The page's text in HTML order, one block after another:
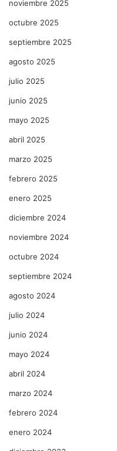
noviembre 2025
octubre 2025
septiembre 2025
agosto 2025
julio 2025
junio 2025
mayo 2025
abril 2025
marzo 2025
febrero 2025
enero 2025
diciembre 2024
noviembre 2024
octubre 2024
septiembre 2024
agosto 2024
julio 2024
junio 2024
mayo 2024
abril 2024
marzo 2024
febrero 2024
enero 2024